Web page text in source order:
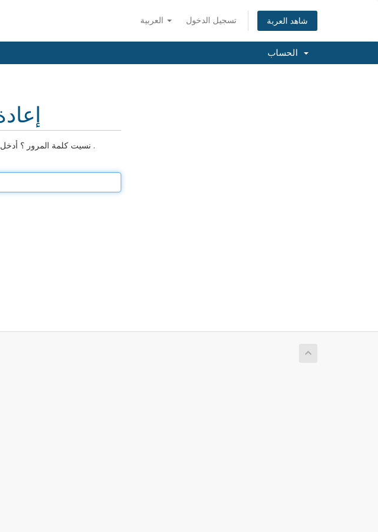
تسجيل الدخول شاهد العربة
نسيت كلمة المرور ؟ أدخل بريدك الإلكتروني أدناه لاعادة تعيين كلمة المرور .